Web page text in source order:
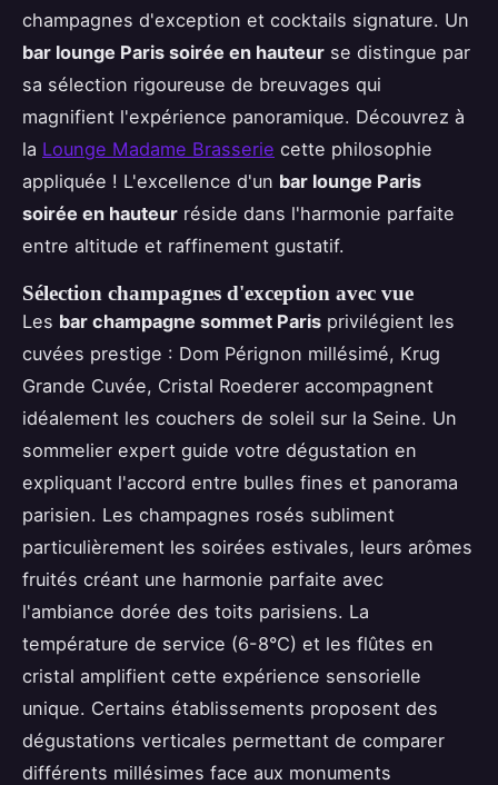
champagnes d'exception et cocktails signature. Un
bar lounge Paris soirée en hauteur se distingue par
sa sélection rigoureuse de breuvages qui
magnifient l'expérience panoramique. Découvrez à
la Lounge Madame Brasserie cette philosophie
appliquée ! L'excellence d'un bar lounge Paris
soirée en hauteur réside dans l'harmonie parfaite
entre altitude et raffinement gustatif.
Sélection champagnes d'exception avec vue
Les bar champagne sommet Paris privilégient les
cuvées prestige : Dom Pérignon millésimé, Krug
Grande Cuvée, Cristal Roederer accompagnent
idéalement les couchers de soleil sur la Seine. Un
sommelier expert guide votre dégustation en
expliquant l'accord entre bulles fines et panorama
parisien. Les champagnes rosés subliment
particulièrement les soirées estivales, leurs arômes
fruités créant une harmonie parfaite avec
l'ambiance dorée des toits parisiens. La
température de service (6-8°C) et les flûtes en
cristal amplifient cette expérience sensorielle
unique. Certains établissements proposent des
dégustations verticales permettant de comparer
différents millésimes face aux monuments